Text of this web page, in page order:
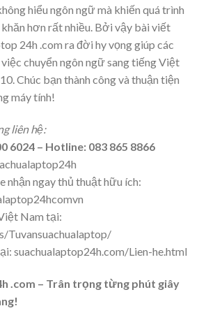
hiểu ngôn ngữ mà khiến quá trình
hơn rất nhiều. Bởi vậy bài viết
24h .com ra đời hy vọng giúp các
chuyển ngôn ngữ sang tiếng Việt
Chúc bạn thành công và thuận tiện
máy tính!
liên hệ:
6024 – Hotline: 083 865 8866
nhận ngay thủ thuật hữu ích:
Nam tại:
Tuvansuachualaptop/
suachualaptop24h.com/Lien-he.html
.com – Trân trọng từng phút giây